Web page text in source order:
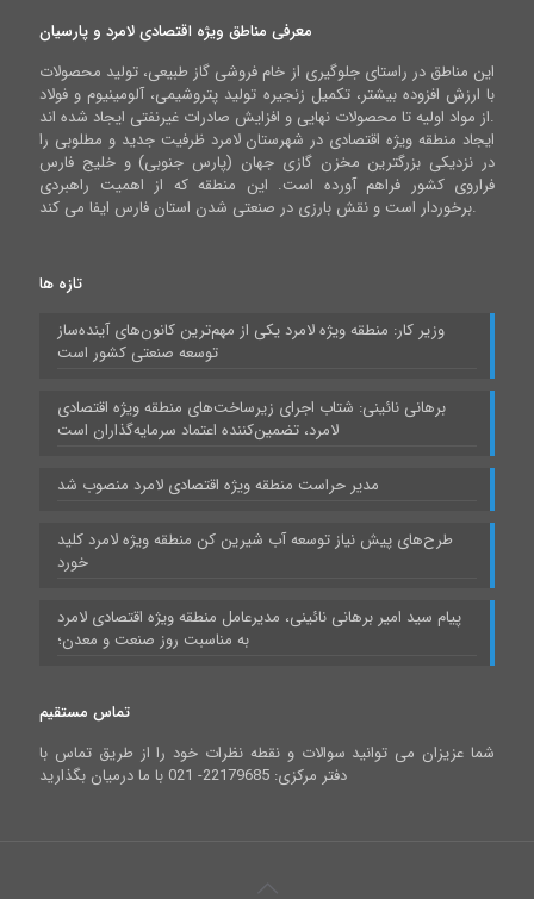
معرفی مناطق ویژه اقتصادی لامرد و پارسیان
این مناطق در راستای جلوگیری از خام فروشی گاز طبیعی، تولید محصولات
با ارزش افزوده بیشتر، تکمیل زنجیره تولید پتروشیمی، آلومینیوم و فولاد
از مواد اولیه تا محصولات نهایی و افزایش صادرات غیرنفتی ایجاد شده اند.
ایجاد منطقه ویژه اقتصادی در شهرستان لامرد ظرفیت جدید و مطلوبی را
در نزدیکی بزرگترین مخزن گازی جهان (پارس جنوبی) و خلیج فارس
فراروی کشور فراهم آورده است. این منطقه که از اهمیت راهبردی
برخوردار است و نقش بارزی در صنعتی شدن استان فارس ایفا می کند.
تازه ها
وزیر کار: منطقه ویژه لامرد یکی از مهم‌ترین کانون‌های آینده‌ساز
توسعه صنعتی کشور است
برهانی نائینی: شتاب اجرای زیرساخت‌های منطقه ویژه اقتصادی
لامرد، تضمین‌کننده اعتماد سرمایه‌گذاران است
مدیر حراست منطقه ویژه اقتصادی لامرد منصوب شد
طرح‌های پیش نیاز توسعه آب شیرین کن منطقه ویژه لامرد کلید
خورد
پیام سید امیر برهانی نائینی، مدیرعامل منطقه ویژه اقتصادی لامرد
به مناسبت روز صنعت و معدن؛
تماس مستقیم
شما عزیزان می توانید سوالات و نقطه نظرات خود را از طریق تماس با
دفتر مرکزی: 22179685- 021 با ما درمیان بگذارید